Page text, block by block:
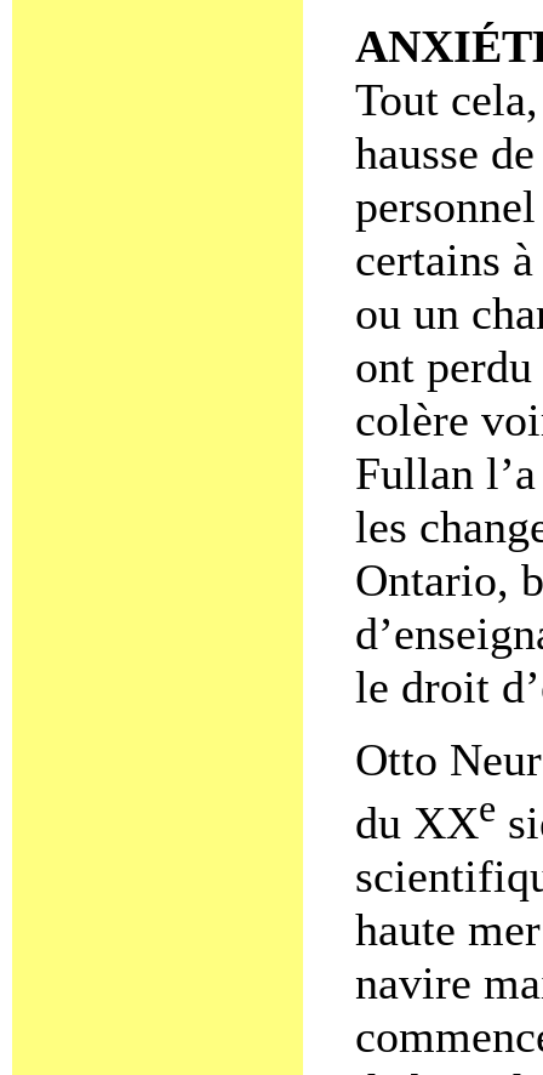
Tout
hausse
certains
ou un
ont
colère
Fullan
les
Ontario,
le droit
Otto
du XXe
haute
navire